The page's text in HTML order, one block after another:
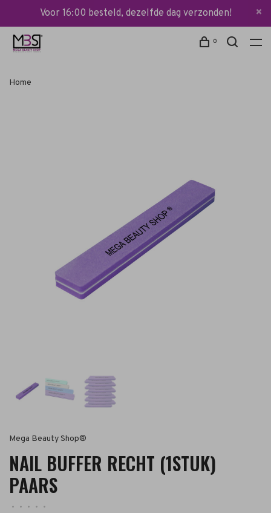
Voor 16:00 besteld, dezelfde dag verzonden!
0
Home
Mega Beauty Shop®
NAIL BUFFER RECHT (1STUK)
PAARS
• • • •
•